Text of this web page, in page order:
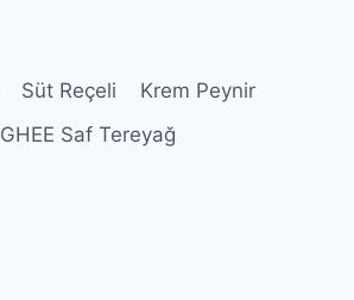
Süt Reçeli
Krem Peynir
GHEE Saf Tereyağ